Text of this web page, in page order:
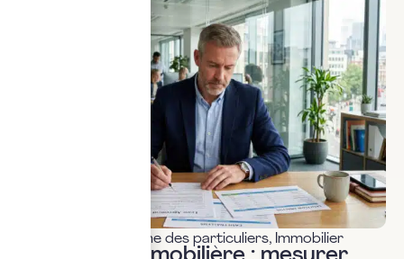
Fiscalité & patrimoine des particuliers, Immobilier